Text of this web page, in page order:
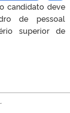
candidato deve
de pessoal
superior de